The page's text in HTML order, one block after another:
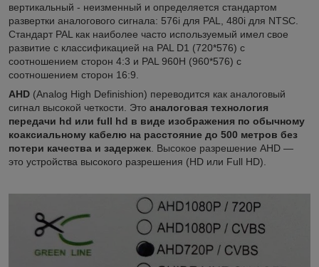
вертикальный - неизменный и определяется стандартом
развертки аналогового сигнала: 576i для PAL, 480i для NTSC.
Стандарт PAL как наиболее часто используемый имел свое
развитие с классификацией на PAL D1 (720*576) с
соотношением сторон 4:3 и PAL 960H (960*576) с
соотношением сторон 16:9.
AHD (Analog High Definishion) переводится как аналоговый
сигнал высокой четкости. Это аналоговая технология
передачи hd или full hd в виде изображения по обычному
коаксиальному кабелю на расстояние до 500 метров без
потери качества и задержек . Высокое разрешение AHD —
это устройства высокого разрешения (HD или Full HD).